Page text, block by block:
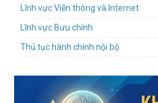
TP.HCM lấy ý kiến dự thảo quy
định nội dung và mức chi cho các
cuộc thi, hội thi về khoa học, công
nghệ và đổi mới sáng tạo
Mời báo giá dịch vụ hậu cần Tổ
chức hội nghị kết nối, chia sẻ giải
Lĩnh vực Viễn thông và Internet
Lĩnh vực Bưu chính
Thủ tục hành chính nội bộ